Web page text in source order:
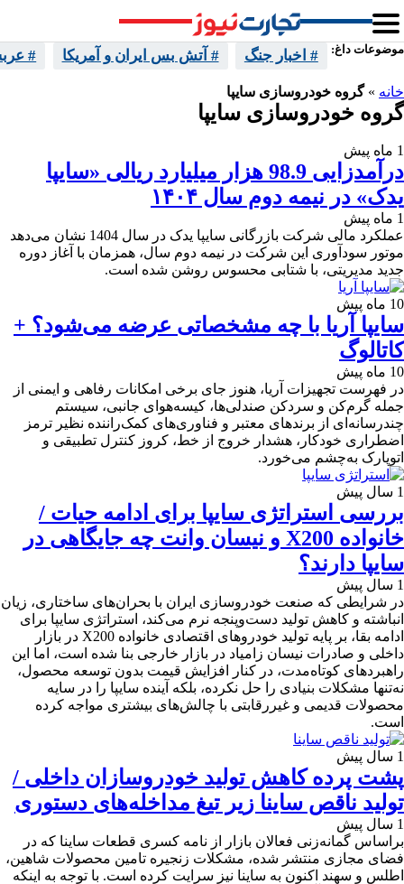
موضوعات داغ: # اخبار جنگ # آتش بس ایران و آمریکا #
خانه »گروه خودروسازی سایپا
گروه خودروسازی سایپا
1 ماه پیش
درآمدزایی 98.9 هزار میلیارد ریالی «سایپا
یدک» در نیمه دوم سال ۱۴۰۴
1 ماه پیش
عملکرد مالی شرکت بازرگانی سایپا یدک در سال 1404 نشان می‌دهد
موتور سودآوری این شرکت در نیمه دوم سال، همزمان با آغاز دوره
جدید مدیریتی، با شتابی محسوس روشن شده است.
10 ماه پیش
سایپا آریا با چه مشخصاتی عرضه می‌شود؟ +
کاتالوگ
10 ماه پیش
در فهرست تجهیزات آریا، هنوز جای برخی امکانات رفاهی و ایمنی از
جمله گرم‌کن و سردکن صندلی‌ها، کیسه‌هوای جانبی، سیستم
چندرسانه‌ای از برندهای معتبر و فناوری‌های کمک‌راننده نظیر ترمز
اضطراری خودکار، هشدار خروج از خط، کروز کنترل تطبیقی و
اتوپارک به‌چشم می‌خورد.
1 سال پیش
بررسی استراتژی‌ سایپا برای ادامه حیات /
خانواده X200 و نیسان وانت چه جایگاهی در
سایپا دارند؟
1 سال پیش
در شرایطی که صنعت خودروسازی ایران با بحران‌های ساختاری، زیان
انباشته و کاهش تولید دست‌وپنجه نرم می‌کند، استراتژی‌ سایپا برای
ادامه بقا، بر پایه تولید خودروهای اقتصادی خانواده X200 در بازار
داخلی و صادرات نیسان زامیاد در بازار خارجی بنا شده است، اما این
راهبردهای کوتاه‌مدت، در کنار افزایش قیمت بدون توسعه محصول،
نه‌تنها مشکلات بنیادی را حل نکرده‌، بلکه آینده سایپا را در سایه
محصولات قدیمی و غیررقابتی با چالش‌های بیشتری مواجه کرده‌
است.
1 سال پیش
پشت پرده کاهش تولید خودروسازان داخلی /
تولید ناقص ساینا زیر تیغ مداخله‌های دستوری
1 سال پیش
براساس گمانه‌زنی فعالان بازار از نامه‌ کسری قطعات ساینا که در
فضای مجازی منتشر شده، مشکلات زنجیره تامین محصولات شاهین،
اطلس و سهند اکنون به ساینا نیز سرایت کرده است. با توجه به اینکه